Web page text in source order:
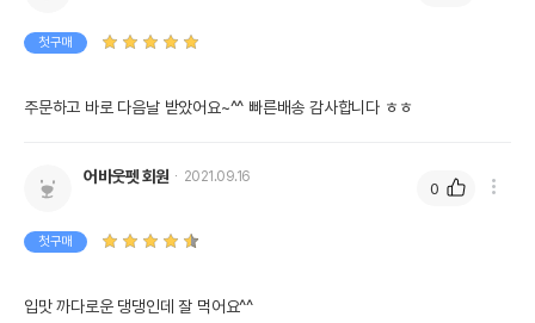
첫구매
주문하고 바로 다음날 받았어요~^^ 빠른배송 감사합니다 ㅎㅎ
어바웃펫 회원 2021.09.16
첫구매
입맛 까다로운 댕댕인데 잘 먹어요^^
0